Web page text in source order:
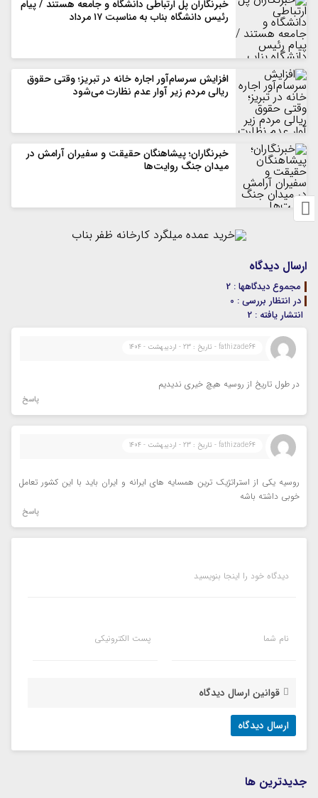
خبرنگاران پل ارتباطی دانشگاه و جامعه هستند / پیام
رئیس دانشگاه بناب به مناسبت ۱۷ مرداد
افزایش سرسام‌آور اجاره خانه در تبریز؛ وقتی حقوق
ریالی مردم زیر آوار عدم نظارت می‌شود
خبرنگاران؛ پیشاهنگان حقیقت و سفیران آرامش در
میدان جنگ روایت‌ها
ارسال دیدگاه
مجموع دیدگاهها : 2
در انتظار بررسی : 0
انتشار یافته : 2
fathizade64 - تاریخ : 23 - اردیبهشت - 1404
در طول تاریخ از روسیه هیچ خیری ندیدیم
پاسخ
fathizade64 - تاریخ : 23 - اردیبهشت - 1404
روسیه یکی از استراتژیک ترین همسایه های ایرانه و ایران باید با این کشور تعامل
خوبی داشته باشه
پاسخ
دیدگاه خود را اینجا بنویسید
نام شما پست الکترونیکی
قوانین ارسال دیدگاه
جديدترين ها